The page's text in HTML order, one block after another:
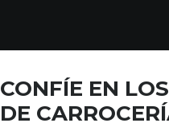
CONFÍE EN
DE